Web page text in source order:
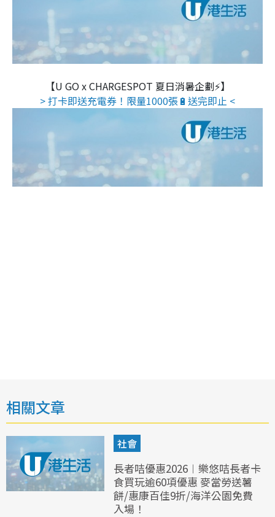
【U GO x CHARGESPOT 夏日消暑企劃⚡】
> 打卡即送充電券！限量1000張🔋送完即止 <
相關文章
社會
長者咭優惠2026︱樂悠咭長者卡
食買玩逾60項優惠 麥當勞送薯
餅/惠康百佳9折/海洋公園免費
入場！